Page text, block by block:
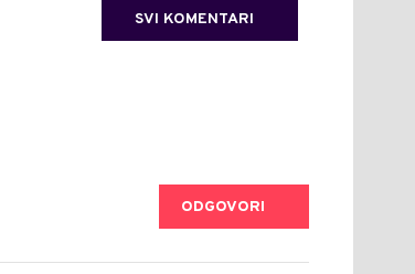
SVI KOMENTARI
ODGOVORI